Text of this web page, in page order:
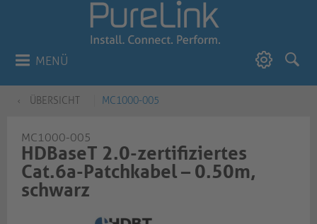
MENÜ
ÜBERSICHT MC1000-005
MC1000-005
HDBaseT 2.0-zertifiziertes
Cat.6a-Patchkabel – 0.50m,
schwarz​​​​​​​